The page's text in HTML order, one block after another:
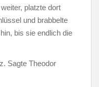
platzte dort
und brabbelte
bis sie endlich die
Sagte Theodor